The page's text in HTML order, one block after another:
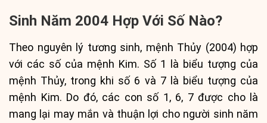
Sinh Năm 2004 Hợp Với Số Nào?
Theo nguyên lý tương sinh, mệnh Thủy (2004) hợp
với các số của mệnh Kim. Số 1 là biểu tượng của
mệnh Thủy, trong khi số 6 và 7 là biểu tượng của
mệnh Kim. Do đó, các con số 1, 6, 7 được cho là
mang lại may mắn và thuận lợi cho người sinh năm